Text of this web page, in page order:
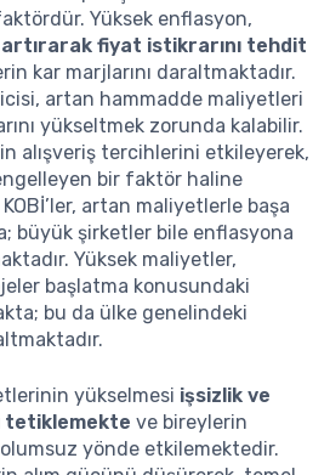
Yüksek enflasyon,
fiyat istikrarını tehdit
kar marjlarını daraltmaktadır.
artan hammadde maliyetleri
yükseltmek zorunda kalabilir.
alışveriş tercihlerini etkileyerek,
bir faktör haline
artan maliyetlerle başa
büyük şirketler bile enflasyona
Yüksek maliyetler,
başlatma konusundaki
bu da ülke genelindeki
yükselmesi işsizlik ve
tetiklemekte ve bireylerin
yönde etkilemektedir.